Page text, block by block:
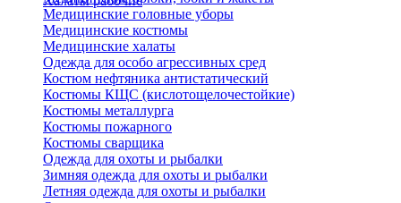
Медицинские головные уборы
Медицинские костюмы
Медицинские халаты
Одежда для особо агрессивных сред
Костюм нефтяника антистатический
Костюмы КЩС (кислотощелочестойкие)
Костюмы металлурга
Костюмы пожарного
Костюмы сварщика
Одежда для охоты и рыбалки
Зимняя одежда для охоты и рыбалки
Летняя одежда для охоты и рыбалки